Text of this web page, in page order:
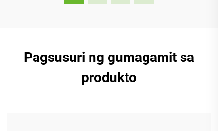
pinakamahusay na posisyon at komport.
Pagsusuri ng gumagamit sa
produkto